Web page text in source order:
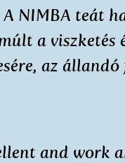
NIMBA teát
a viszketés
az
and work